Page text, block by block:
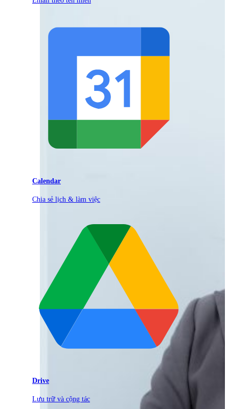
Calendar
Chia sẻ lịch & làm việc
Drive
Lưu trữ và cộng tác